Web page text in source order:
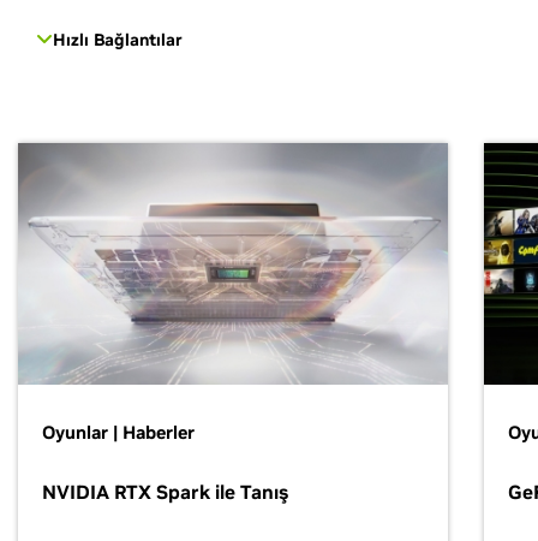
Hızlı Bağlantılar
Oyunlar | Haberler
NVIDIA RTX Spark ile Tanış